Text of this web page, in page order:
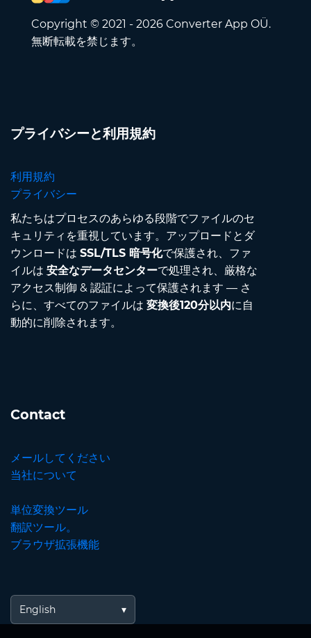
Copyright © 2021 - 2026 Converter App OÜ.
無断転載を禁じます。
プライバシーと利用規約
利用規約
プライバシー
私たちはプロセスのあらゆる段階でファイルのセ
キュリティを重視しています。アップロードとダ
ウンロードは SSL/TLS 暗号化で保護され、ファ
イルは 安全なデータセンターで処理され、厳格な
アクセス制御 & 認証によって保護されます — さ
らに、すべてのファイルは 変換後120分以内に自
動的に削除されます。
Contact
メールしてください
当社について
単位変換ツール
翻訳ツール。
ブラウザ拡張機能
English